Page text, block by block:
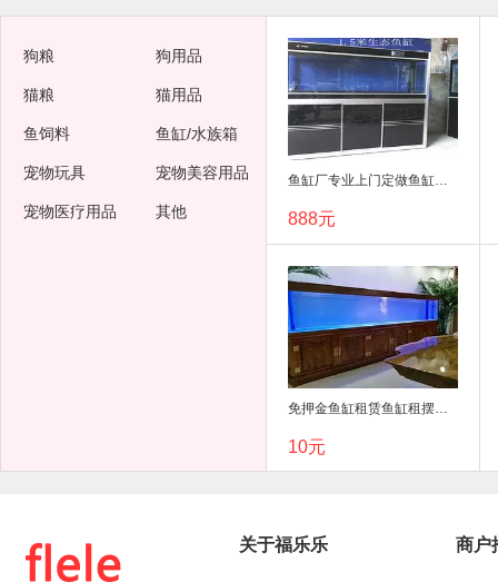
狗粮 狗用品
猫粮 猫用品
鱼饲料 鱼缸/水族箱
宠物玩具 宠物美容用品
宠物医疗用品 其他
鱼缸厂专业上门定做鱼缸，全市直接底价出货
888元
免押金鱼缸租赁鱼缸租摆观赏鱼租赁托管
10元
关于福乐乐 商户